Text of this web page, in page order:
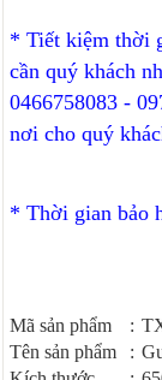
* Tiết kiệm thời
cần quý khách
0466758083 -
nơi cho quý
* Thời gian bảo
Mã sản phẩm :
Tên sản phẩm
: